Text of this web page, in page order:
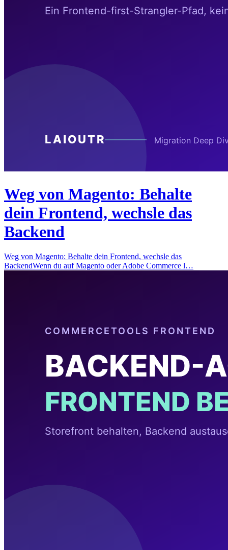
Weg von Magento: Behalte
dein Frontend, wechsle das
Backend
Weg von Magento: Behalte dein Frontend, wechsle das
BackendWenn du auf Magento oder Adobe Commerce l…